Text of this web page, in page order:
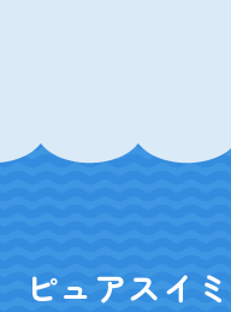
ピュアスイ